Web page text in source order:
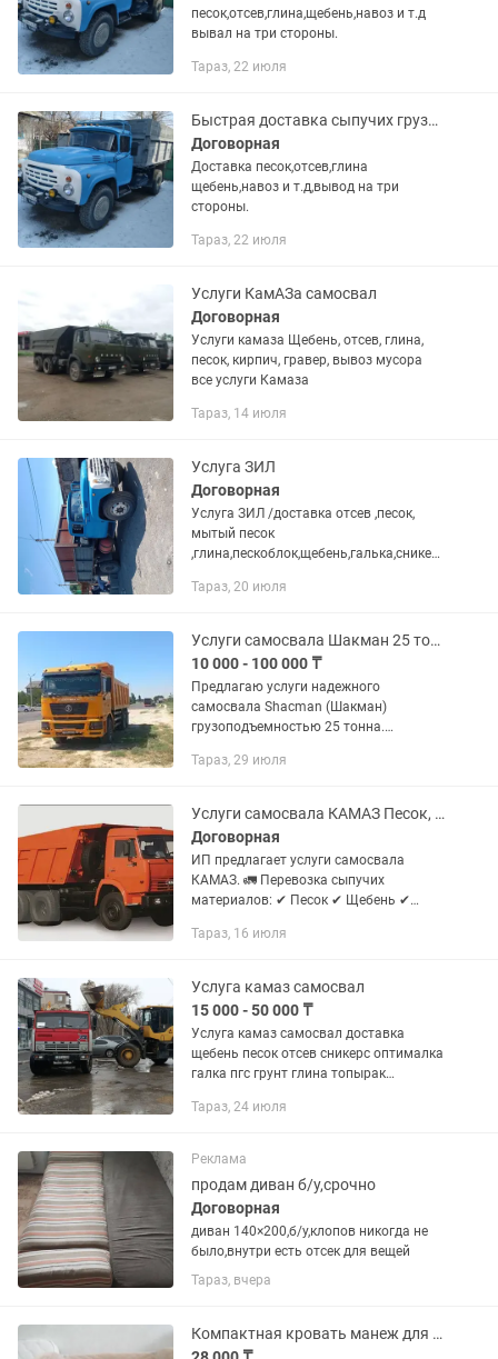
песок,отсев,глина,щебень,навоз и т.д
вывал на три стороны.
Тараз, 22 июля
Быстрая доставка сыпучих грузов
Договорная
Доставка песок,отсев,глина
щебень,навоз и т.д,вывод на три
стороны.
Тараз, 22 июля
Услуги КамАЗа самосвал
Договорная
Услуги камаза Щебень, отсев, глина,
песок, кирпич, гравер, вывоз мусора
все услуги Камаза
Тараз, 14 июля
Услуга ЗИЛ
Договорная
Услуга ЗИЛ /доставка отсев ,песок,
мытый песок
,глина,пескоблок,щебень,галька,сникер
Тараз, 20 июля
Услуги самосвала Шакман 25 тонн
10 000 - 100 000 ₸
Предлагаю услуги надежного
самосвала Shacman (Шакман)
грузоподъемностью 25 тонна.
Жамбылской области. Рассматриваю
долгосрочные объекты...
Тараз, 29 июля
Услуги самосвала КАМАЗ Песок, щебень, вывоз мусора
Договорная
ИП предлагает услуги самосвала
КАМАЗ. 🚛 Перевозка сыпучих
материалов: ✔ Песок ✔ Щебень ✔
мусор Работаем быстро и аккуратно.
Опытный...
Тараз, 16 июля
Услуга камаз самосвал
15 000 - 50 000 ₸
Услуга камаз самосвал доставка
щебень песок отсев сникерс оптималка
галка пгс грунт глина топырак
Тараз, 24 июля
Реклама
продам диван б/у,срочно
Договорная
диван 140×200,б/у,клопов никогда не
было,внутри есть отсек для вещей
Тараз, вчера
Компактная кровать манеж для малыша